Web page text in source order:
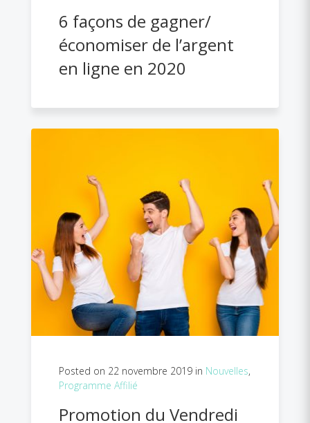
6 façons de gagner/
économiser de l’argent
en ligne en 2020
Posted on 22 novembre 2019 in Nouvelles,
Programme Affilié
Promotion du Vendredi